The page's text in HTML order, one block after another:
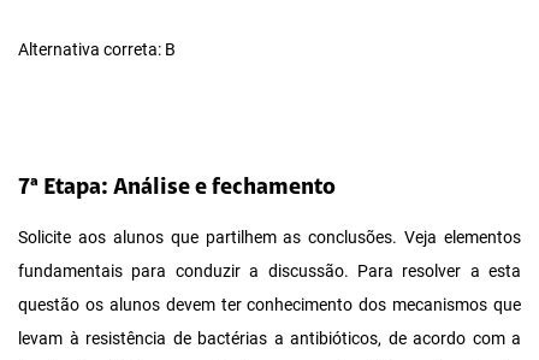
Alternativa correta: B
7ª Etapa: Análise e fechamento
Solicite aos alunos que partilhem as conclusões. Veja elementos
fundamentais para conduzir a discussão. Para resolver a esta
questão os alunos devem ter conhecimento dos mecanismos que
levam à resistência de bactérias a antibióticos, de acordo com a